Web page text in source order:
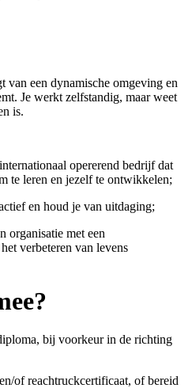
van een dynamische omgeving en
Je werkt zelfstandig, maar weet
is.
opererend bedrijf dat
te leren en jezelf te ontwikkelen;
en houd je van uitdaging;
organisatie met een
verbeteren van levens
bij voorkeur in de richting
ofreachtruckcertificaat, of bereid